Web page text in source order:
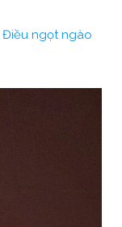
Điều ngọt ngào